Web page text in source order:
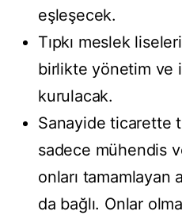
eşleşecek.
Tıpkı meslek
birlikte yönetim ve
kurulacak.
Sanayide ticarette
sadece mühendis
onları tamamlayan
da bağlı. Onlar